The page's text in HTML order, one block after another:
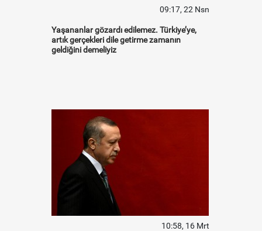
09:17, 22 Nsn
Yaşananlar gözardı edilemez. Türkiye’ye,
artık gerçekleri dile getirme zamanın
geldiğini demeliyiz
10:58, 16 Mrt